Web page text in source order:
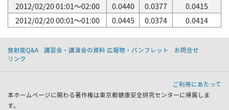
2012/02/20 01:01～02:00
0.0440 0.0377
0.0415
2012/02/20 00:01～01:00
0.0445 0.0374 0.0414
放射能Q&A 講習会・講演会の資料 広報物・パンフレット
お問合せ
リンク
ご利用にあたって
本ホームページに関わる著作権は東京都健康安全研究センターに帰属しま
す。